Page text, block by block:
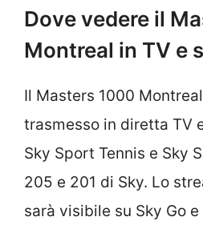
Dove vedere il
Montreal in TV e
Il Masters 1000
trasmesso in diretta TV
Sky Sport Tennis e Sky
205 e 201 di Sky. Lo
sarà visibile su Sky Go e